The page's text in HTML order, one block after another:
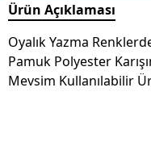
Ürün Açıklaması
Oyalık Yazma
Pamuk Polyester
Mevsim Kullanılabilir